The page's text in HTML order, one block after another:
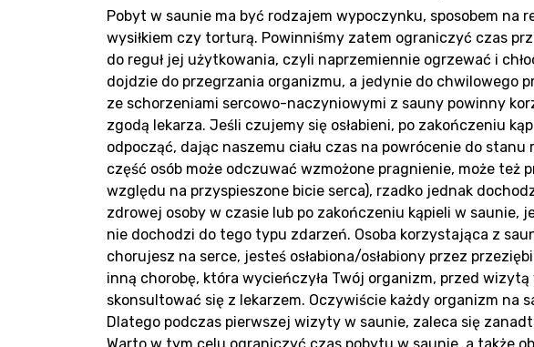
Pobyt w saunie ma być rodzajem wypoczynku, sposobem na
wysiłkiem czy torturą. Powinniśmy zatem ograniczyć czas
do reguł jej użytkowania, czyli naprzemiennie ogrzewać i
dojdzie do przegrzania organizmu, a jedynie do chwilowego
ze schorzeniami sercowo-naczyniowymi z sauny powinny
zgodą lekarza. Jeśli czujemy się osłabieni, po zakończeniu
odpocząć, dając naszemu ciału czas na powrócenie do
część osób może odczuwać wzmożone pragnienie, może też
względu na przyspieszone bicie serca), rzadko jednak
zdrowej osoby w czasie lub po zakończeniu kąpieli w saunie,
nie dochodzi do tego typu zdarzeń. Osoba korzystająca z
chorujesz na serce, jesteś osłabiona/osłabiony przez
inną chorobę, która wycieńczyła Twój organizm, przed
skonsultować się z lekarzem. Oczywiście każdy organizm na
Dlatego podczas pierwszej wizyty w saunie, zaleca się